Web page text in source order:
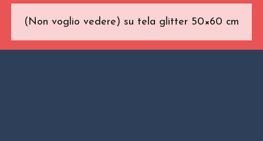
(Non voglio vedere) su tela glitter 50×60 cm